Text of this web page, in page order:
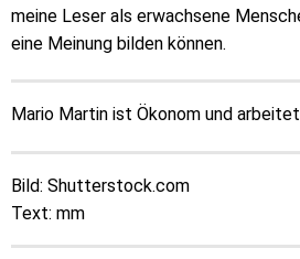
meine Leser als erwachsene
eine Meinung bilden können.
Mario Martin ist Ökonom und
Bild: Shutterstock.com
Text: mm